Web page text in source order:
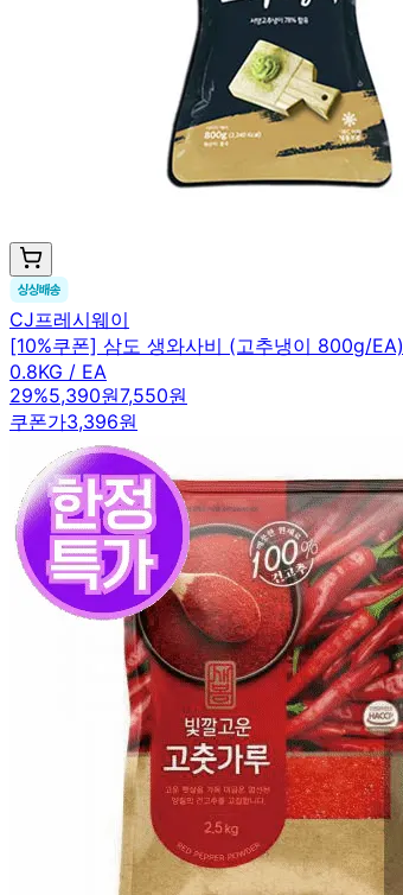
CJ프레시웨이
[10%쿠폰] 삼도 생와사비 (고추냉이 800g/EA)
0.8KG / EA
29%5,390원7,550원
쿠폰가3,396원